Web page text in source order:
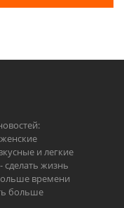
и легкие
сделать жизнь
времени
больше